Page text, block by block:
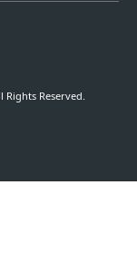
Rights Reserved.